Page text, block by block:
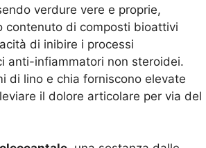
verdure vere e proprie,
contenuto di composti bioattivi
di inibire i processi
anti-infiammatori non steroidei.
di lino e chia forniscono elevate
il dolore articolare per via del